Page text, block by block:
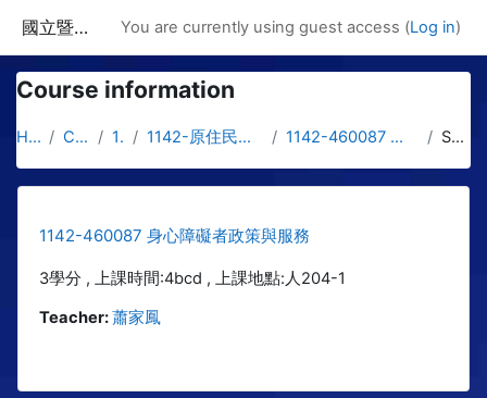
國立暨南國際大學課程資訊網 You are currently using guest access (Log in)
Course information
Home Courses 1142 1142-原住民文化與社工學士專班 1142-460087 身心障礙者政策與服務 Summary
1142-460087 身心障礙者政策與服務
3學分 , 上課時間:4bcd , 上課地點:人204-1
Teacher:蕭家鳳